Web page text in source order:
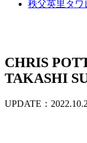
秩父英里タワ
CHRIS
TAKASHI
UPDATE：